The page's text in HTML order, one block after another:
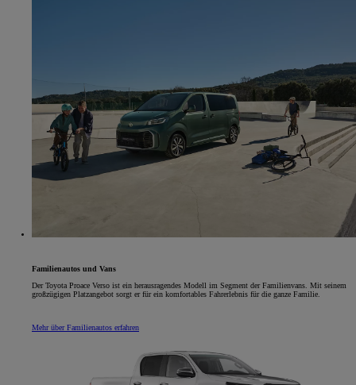
Familienautos und Vans
Der Toyota Proace Verso ist ein herausragendes Modell im Segment der Familienvans. Mit seinem
großzügigen Platzangebot sorgt er für ein komfortables Fahrerlebnis für die ganze Familie.
Mehr über Familienautos erfahren